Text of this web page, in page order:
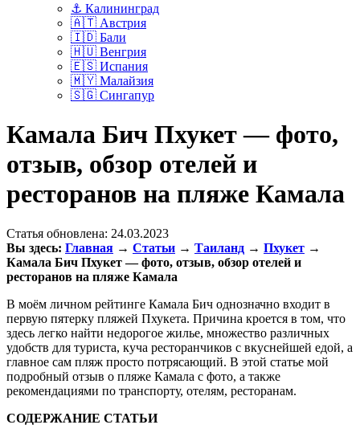
⚓ Калининград
🇦🇹 Австрия
🇮🇩 Бали
🇭🇺 Венгрия
🇪🇸 Испания
🇲🇾 Малайзия
🇸🇬 Сингапур
Камала Бич Пхукет — фото,
отзыв, обзор отелей и
ресторанов на пляже Камала
Статья обновлена: 24.03.2023
Вы здесь: Главная → Статьи → Таиланд → Пхукет →
Камала Бич Пхукет — фото, отзыв, обзор отелей и
ресторанов на пляже Камала
В моём личном рейтинге Камала Бич однозначно входит в
первую пятерку пляжей Пхукета. Причина кроется в том, что
здесь легко найти недорогое жилье, множество различных
удобств для туриста, куча ресторанчиков с вкуснейшей едой, а
главное сам пляж просто потрясающий. В этой статье мой
подробный отзыв о пляже Камала с фото, а также
рекомендациями по транспорту, отелям, ресторанам.
СОДЕРЖАНИЕ СТАТЬИ